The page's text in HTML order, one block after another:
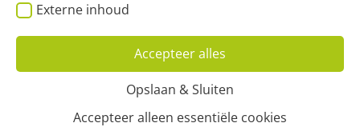
Externe inhoud
Accepteer alles
Opslaan & Sluiten
Accepteer alleen essentiële cookies